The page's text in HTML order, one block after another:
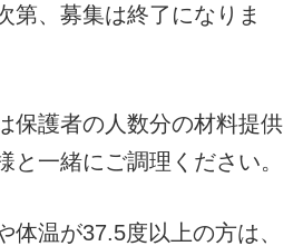
第、募集は終了になりま
保護者の人数分の材料提供
と一緒にご調理ください。
温が37.5度以上の方は、